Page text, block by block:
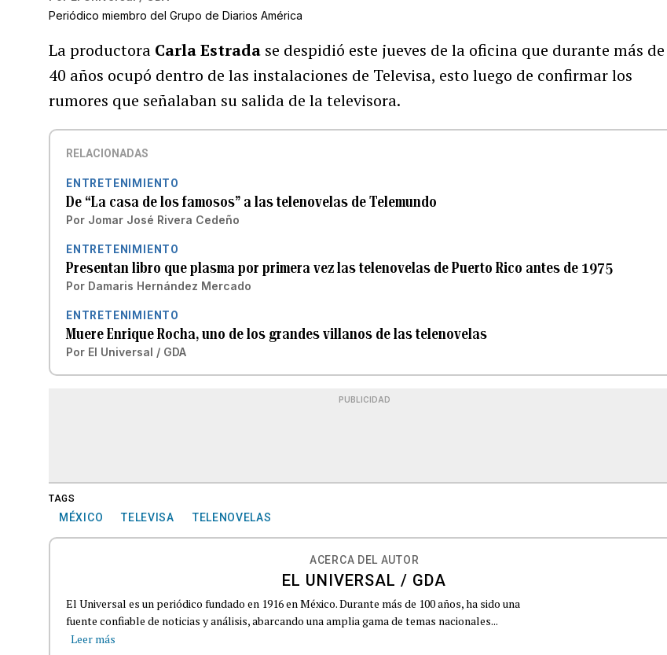
Periódico miembro del Grupo de Diarios América
La productora Carla Estrada se despidió este jueves de la oficina que durante más de
40 años ocupó dentro de las instalaciones de Televisa, esto luego de confirmar los
rumores que señalaban su salida de la televisora.
RELACIONADAS
ENTRETENIMIENTO
De “La casa de los famosos” a las telenovelas de Telemundo
Por Jomar José Rivera Cedeño
ENTRETENIMIENTO
Presentan libro que plasma por primera vez las telenovelas de Puerto Rico antes de 1975
Por Damaris Hernández Mercado
ENTRETENIMIENTO
Muere Enrique Rocha, uno de los grandes villanos de las telenovelas
Por El Universal / GDA
PUBLICIDAD
TAGS
MÉXICO TELEVISA TELENOVELAS
ACERCA DEL AUTOR
EL UNIVERSAL / GDA
El Universal es un periódico fundado en 1916 en México. Durante más de 100 años, ha sido una
fuente confiable de noticias y análisis, abarcando una amplia gama de temas nacionales...
Leer más